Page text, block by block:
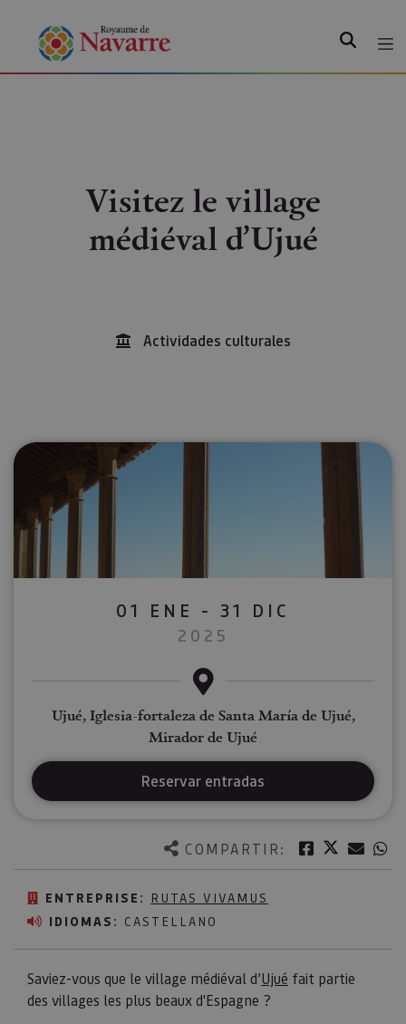
Visitez le village
médiéval d’Ujué
Actividades culturales
COMPARTIR: Facebook
Twitter
ENTREPRISE: RUTAS VIVAMUS
IDIOMAS: CASTELLANO
Saviez-vous que le village médiéval d’Ujué fait partie
des villages les plus beaux d'Espagne ?
01 ENE - 31 DIC
2025
Ujué, Iglesia-fortaleza de Santa María de Ujué,
Mirador de Ujué
Reservar entradas